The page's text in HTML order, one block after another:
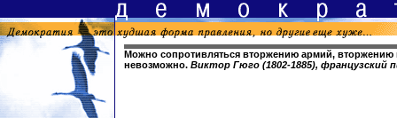
Можно сопротивляться вторжению армий, вторжению
невозможно. Виктор Гюго (1802-1885), французский